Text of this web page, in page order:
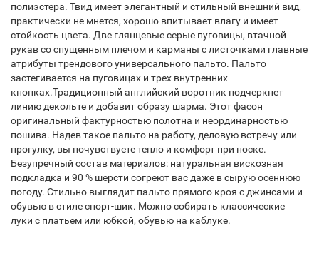
полиэстера. Твид имеет элегантный и стильный внешний вид,
практически не мнется, хорошо впитывает влагу и имеет
стойкость цвета. Две глянцевые серые пуговицы, втачной
рукав со спущенным плечом и карманы с листочками главные
атрибуты трендового универсального пальто. Пальто
застегивается на пуговицах и трех внутренних
кнопках.Традиционный английский воротник подчеркнет
линию декольте и добавит образу шарма. Этот фасон
оригинальный фактурностью полотна и неординарностью
пошива. Надев такое пальто на работу, деловую встречу или
прогулку, вы почувствуете тепло и комфорт при носке.
Безупречный состав материалов: натуральная вискозная
подкладка и 90 % шерсти согреют вас даже в сырую осеннюю
погоду. Стильно выглядит пальто прямого кроя с джинсами и
обувью в стиле спорт-шик. Можно собирать классические
луки с платьем или юбкой, обувью на каблуке.